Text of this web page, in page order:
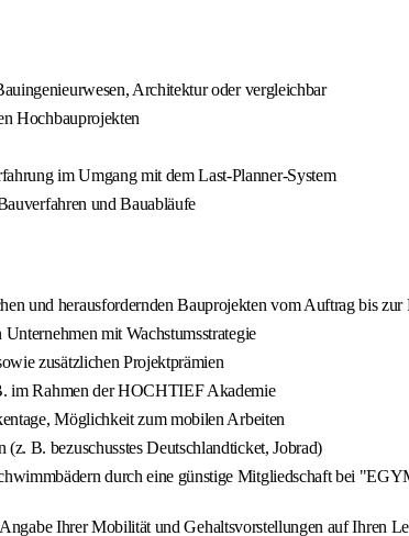
Architektur oder vergleichbar
Hochbauprojekten
im Umgang mit dem Last-Planner-System
und Bauabläufe
und herausfordernden Bauprojekten vom Auftrag bis zur
mit Wachstumsstrategie
zusätzlichen Projektprämien
im Rahmen der HOCHTIEF Akademie
Möglichkeit zum mobilen Arbeiten
B. bezuschusstes Deutschlandticket, Jobrad)
durch eine günstige Mitgliedschaft bei
Ihrer Mobilität und Gehaltsvorstellungen auf Ihren